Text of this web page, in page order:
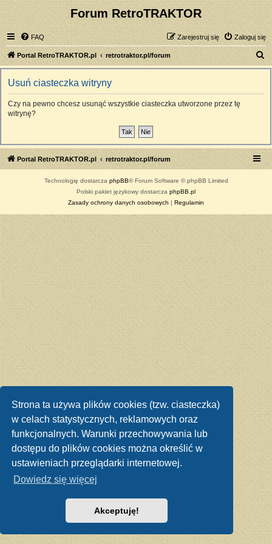
Strona ta używa plików cookies (tzw. ciasteczka)
w celach statystycznych, reklamowych oraz
funkcjonalnych. Warunki przechowywania lub
dostępu do plików cookies można określić w
ustawieniach przeglądarki internetowej.
Dowiedz się więcej
Akceptuję!
Forum RetroTRAKTOR
FAQ Zaloguj się
Zarejestruj się
Portal RetroTRAKTOR.pl retrotraktor.pl/forum
z
Usuń ciasteczka witryny
Czy na pewno chcesz usunąć wszystkie ciasteczka utworzone przez tę
witrynę?
Portal RetroTRAKTOR.pl retrotraktor.pl/forum
Technologię dostarcza phpBB® Forum Software © phpBB Limited
Polski pakiet językowy dostarcza phpBB.pl
Zasady ochrony danych osobowych | Regulamin